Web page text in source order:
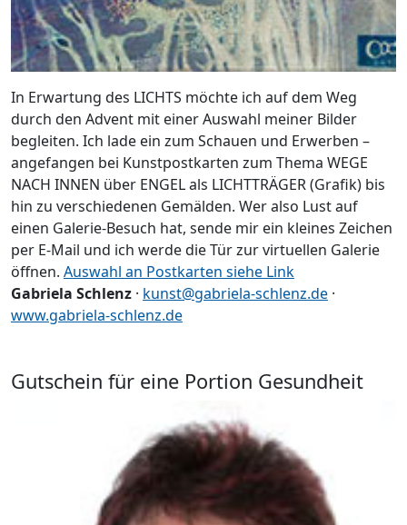
In Erwartung des LICHTS möchte ich auf dem Weg
durch den Advent mit einer Auswahl meiner Bilder
begleiten. Ich lade ein zum Schauen und Erwerben –
angefangen bei Kunstpostkarten zum Thema WEGE
NACH INNEN über ENGEL als LICHTTRÄGER (Grafik) bis
hin zu verschiedenen Gemälden. Wer also Lust auf
einen Galerie-Besuch hat, sende mir ein kleines Zeichen
per E-Mail und ich werde die Tür zur virtuellen Galerie
öffnen. Auswahl an Postkarten siehe Link
Gabriela Schlenz · kunst@gabriela-schlenz.de ·
www.gabriela-schlenz.de
Gutschein für eine Portion Gesundheit